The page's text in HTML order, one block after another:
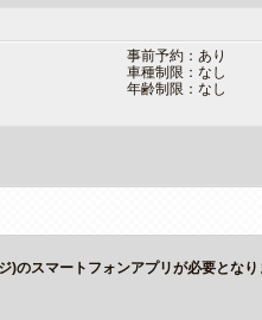
事前予約：あり
車種制限：なし
年齢制限：なし
のスマートフォンアプリが必要となり